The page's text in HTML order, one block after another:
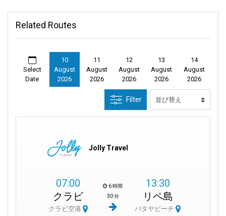
ましょう。
概要:
クラビ国際空港に足を踏み入れると、空港のシンボルである黄
色いランが出迎えてくれます。この空港は航空局によって管理
されており、現代的で快適さを重視したデザインが施されてい
空港内の案内表示は明確で、簡単に移動できます。通貨を両替
する必要がある場合は、両替カウンターへ向かってください。
移動もスムーズです。レンタカーを探している方も、市内中心
部へのタクシーを探している方も、ここで見つかります。タイ
国際航空、バンコクエアウェイズ、エアアジア、タイ・ライオ
Related Routes
Select
Date
10
August
2026
11
August
2026
12
August
2026
13
August
2026
14
August
2026
Filter
Jolly Travel
07:00
クラビ
クラビ空港
6 時間
30 分
13:30
リペ島
パタヤビーチ